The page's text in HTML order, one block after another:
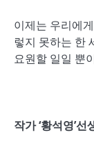
이제는 우리에
렇지 못하는 한
요원할 일일 뿐
작가 ‘황석영’선